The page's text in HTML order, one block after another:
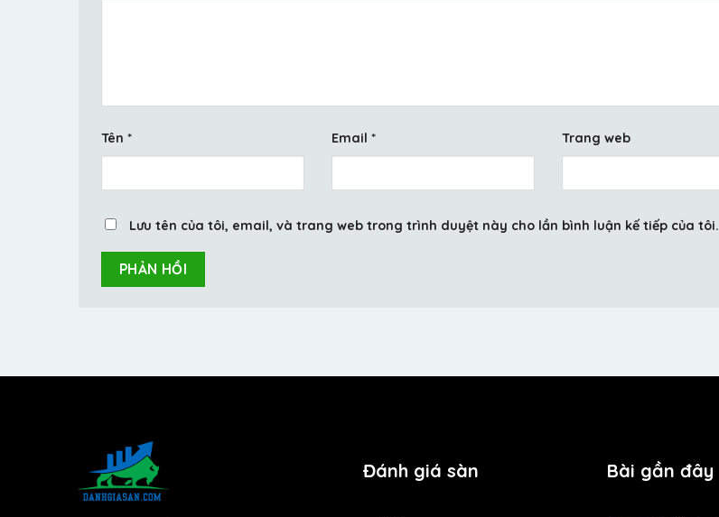
Tên * Email * Trang web
Lưu tên của tôi, email, và trang web trong trình duyệt này cho lần bình luận kế tiếp của tôi.
Đánh giá sàn Bài gần đây